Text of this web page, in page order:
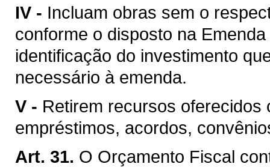
IV - Incluam obras sem o
conforme o disposto na
identificação do investimento
necessário à emenda.
V - Retirem recursos
empréstimos, acordos,
Art. 31. O Orçamento Fiscal